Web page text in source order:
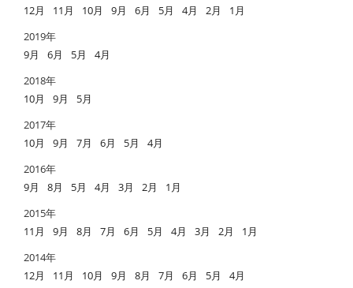
12月
11月 10月 9月 6月 5月 4月 2月
1月
2019年
9月
6月 5月
4月
2018年
10月
9月
5月
2017年
10月
9月 7月 6月 5月
4月
2016年
9月
8月 5月 4月 3月 2月
1月
2015年
11月
9月 8月 7月 6月 5月 4月 3月 2月
1月
2014年
12月
11月 10月 9月 8月 7月 6月 5月 4月